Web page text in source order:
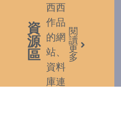
資
源
區
西西
作品
的網
站、
資料
庫連
閱
讀
更
多